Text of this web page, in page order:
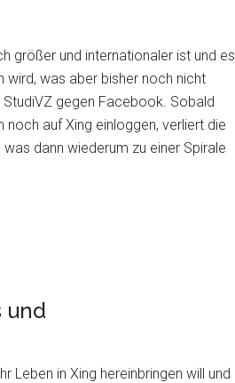
größer und internationaler ist und es
wird, was aber bisher noch nicht
gegen Facebook. Sobald
auf Xing einloggen, verliert die
dann wiederum zu einer Spirale
und
Leben in Xing hereinbringen will und